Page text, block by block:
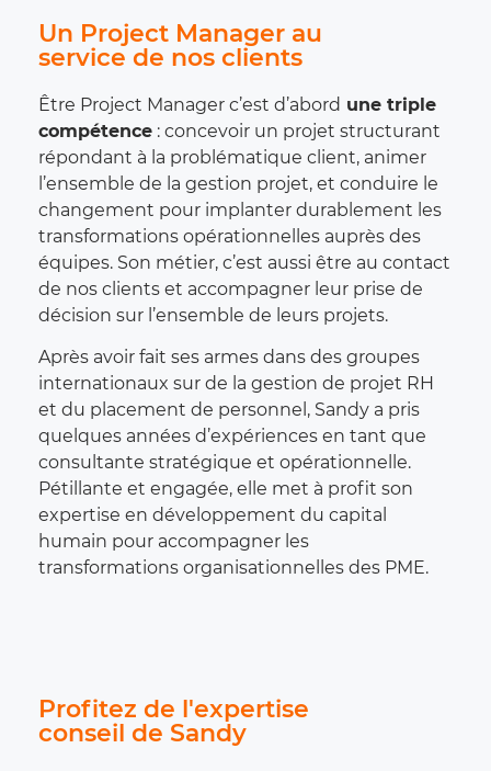
Un Project Manager au
service de nos clients
Être Project Manager c’est d’abord une triple
compétence : concevoir un projet structurant
répondant à la problématique client, animer
l’ensemble de la gestion projet, et conduire le
changement pour implanter durablement les
transformations opérationnelles auprès des
équipes. Son métier, c’est aussi être au contact
de nos clients et accompagner leur prise de
décision sur l’ensemble de leurs projets.
Après avoir fait ses armes dans des groupes
internationaux sur de la gestion de projet RH
et du placement de personnel, Sandy a pris
quelques années d’expériences en tant que
consultante stratégique et opérationnelle.
Pétillante et engagée, elle met à profit son
expertise en développement du capital
humain pour accompagner les
transformations organisationnelles des PME.
Profitez de l'expertise
conseil de Sandy